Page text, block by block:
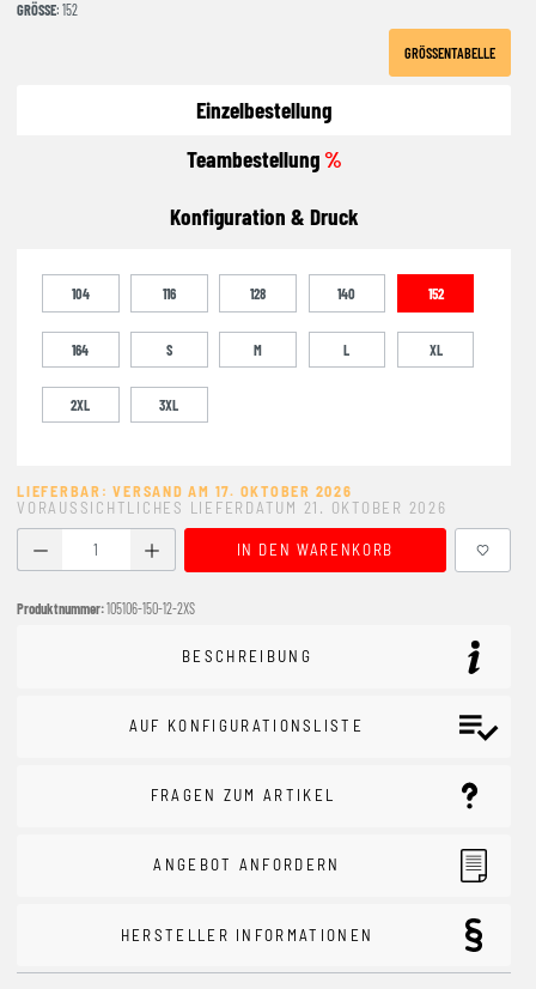
GRÖSSE : 152
GRÖSSENTABELLE
Einzelbestellung
Teambestellung%
Konfiguration & Druck
104 116 128 140 152
164 S M L XL
2XL 3XL
LIEFERBAR: VERSAND AM 17. OKTOBER 2026
VORAUSSICHTLICHES LIEFERDATUM 21. OKTOBER 2026
Produkt Anzahl: Gib den gewünschten Wert ein oder
IN DEN WARENKORB
Produktnummer:105106-150-12-2XS
BESCHREIBUNG
AUF KONFIGURATIONSLISTE
FRAGEN ZUM ARTIKEL
ANGEBOT ANFORDERN
HERSTELLER INFORMATIONEN